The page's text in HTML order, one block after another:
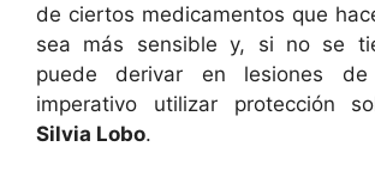
de ciertos medicamentos que
sea más sensible y, si no se
puede derivar en lesiones
imperativo utilizar protección
Silvia Lobo.